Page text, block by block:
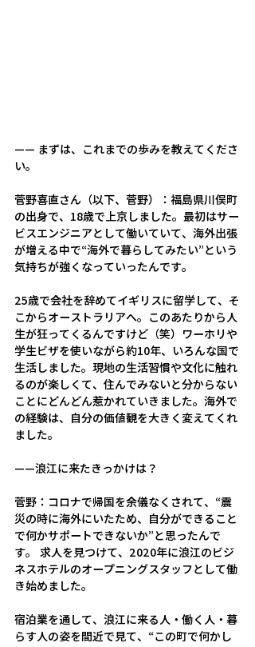
—— まずは、これまでの歩みを教えてくださ
い。
菅野喜直さん（以下、菅野）： 福島県川俣町
の出身で、18歳で上京しました。最初はサー
ビスエンジニアとして働いていて、海外出張
が増える中で“海外で暮らしてみたい”という
気持ちが強くなっていったんです。
25歳で会社を辞めてイギリスに留学して、そ
こからオーストラリアへ。このあたりから人
生が狂ってくるんですけど（笑）ワーホリや
学生ビザを使いながら約10年、いろんな国で
生活しました。現地の生活習慣や文化に触れ
るのが楽しくて、住んでみないと分からない
ことにどんどん惹かれていきました。海外で
の経験は、自分の価値観を大きく変えてくれ
ました。
——浪江に来たきっかけは？
菅野： コロナで帰国を余儀なくされて、“震
災の時に海外にいたため、自分ができること
で何かサポートできないか”と思ったんで
す。 求人を見つけて、2020年に浪江のビジ
ネスホテルのオープニングスタッフとして働
き始めました。
宿泊業を通して、浪江に来る人・働く人・暮
らす人の姿を間近で見て、“この町で何かし